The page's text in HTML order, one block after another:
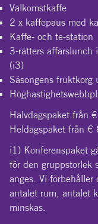
Välkomstkaffe
2 x kaffepaus med
Kaffe- och te-station
3-rätters affärslunch
(i3)
Säsongens fruktkorg
Halvdagspaket från
Heldagspaket från €
i1) Konferenspaket
för den gruppstorlek
anges. Vi förbehåller
antalet rum, antalet
minskas.